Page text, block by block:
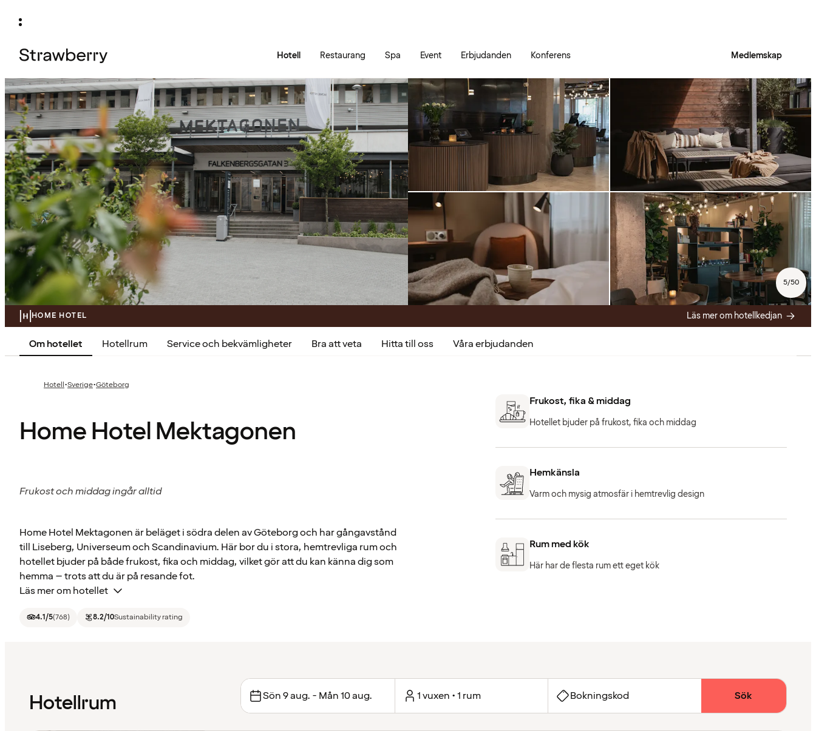
Hotell Restaurang Spa Event Erbjudanden Konferens Medlemskap
5/50
HOME HOTEL Läs mer om hotellkedjan
Om hotellet Hotellrum Service och bekvämligheter Bra att veta Hitta till oss Våra erbjudanden
Hotell·Sverige·Göteborg
Home Hotel Mektagonen
Frukost och middag ingår alltid
Home Hotel Mektagonen är beläget i södra delen av Göteborg och har gångavstånd
till Liseberg, Universeum och Scandinavium. Här bor du i stora, hemtrevliga rum och
hotellet bjuder på både frukost, fika och middag, vilket gör att du kan känna dig som
hemma – trots att du är på resande fot.
Läs mer om hotellet
4.1/5(768) 8.2/10Sustainability rating
Frukost, fika & middag
Hotellet bjuder på frukost, fika och middag
Hemkänsla
Varm och mysig atmosfär i hemtrevlig design
Rum med kök
Här har de flesta rum ett eget kök
Hotellrum Sön 9 aug. - Mån 10 aug. 1 vuxen • 1 rum Bokningskod Sök